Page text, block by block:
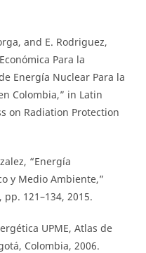
and E. Rodriguez,
Para la
Energía Nuclear Para la
Colombia,” in Latin
on Radiation Protection
“Energía
y Medio Ambiente,”
121–134, 2015.
UPME, Atlas de
Colombia, 2006.